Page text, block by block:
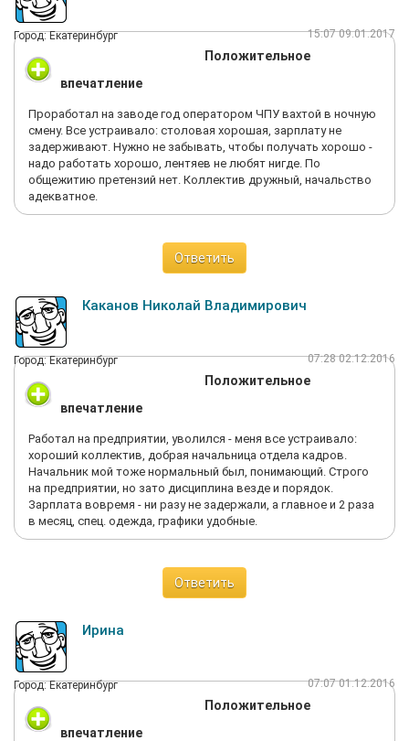
Город: Екатеринбург 15:07 09.01.2017
Положительное
впечатление
Проработал на заводе год оператором ЧПУ вахтой в ночную
смену. Все устраивало: столовая хорошая, зарплату не
задерживают. Нужно не забывать, чтобы получать хорошо -
надо работать хорошо, лентяев не любят нигде. По
общежитию претензий нет. Коллектив дружный, начальство
адекватное.
Ответить
Каканов Николай Владимирович
Город: Екатеринбург 07:28 02.12.2016
Положительное
впечатление
Работал на предприятии, уволился - меня все устраивало:
хороший коллектив, добрая начальница отдела кадров.
Начальник мой тоже нормальный был, понимающий. Строго
на предприятии, но зато дисциплина везде и порядок.
Зарплата вовремя - ни разу не задержали, а главное и 2 раза
в месяц, спец. одежда, графики удобные.
Ответить
Ирина
Город: Екатеринбург 07:07 01.12.2016
Положительное
впечатление